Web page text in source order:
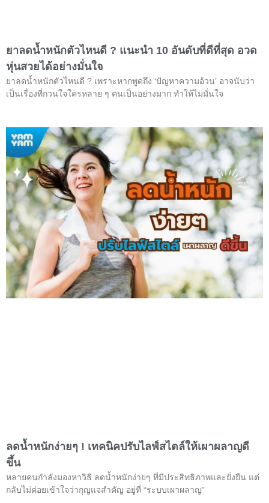
ยาลดน้ำหนักตัวไหนดี ? แนะนำ 10 อันดับที่ดีที่สุด อวด
หุ่นสวยได้อย่างมั่นใจ
ยาลดน้ำหนักตัวไหนดี ? เพราะหากพูดถึง ‘ปัญหาความอ้วน’ อาจนับว่า
เป็นเรื่องที่กวนใจใครหลาย ๆ คนเป็นอย่างมาก ทำให้ไม่มั่นใจ
ลดน้ำหนักง่ายๆ ! เทคนิคปรับไลฟ์สไตล์ให้เผาผลาญดี
ขึ้น
หลายคนกำลังมองหาวิธี ลดน้ำหนักง่ายๆ ที่มีประสิทธิภาพและยั่งยืน แต่
กลับไม่ค่อยเข้าใจว่ากุญแจสำคัญ อยู่ที่ “ระบบเผาผลาญ”